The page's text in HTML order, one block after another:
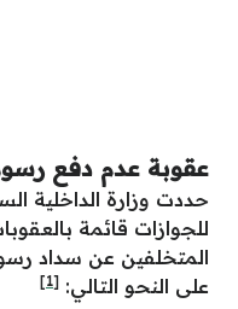
عقوبة عدم دفع
حددت وزارة الداخلية
للجوازات قائمة
المتخلفين عن سداد
على النحو التالي: [1]